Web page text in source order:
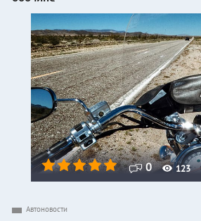
0 123
Автоновости